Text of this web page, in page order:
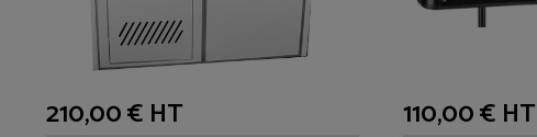
210,00 € HT 110,00 € HT